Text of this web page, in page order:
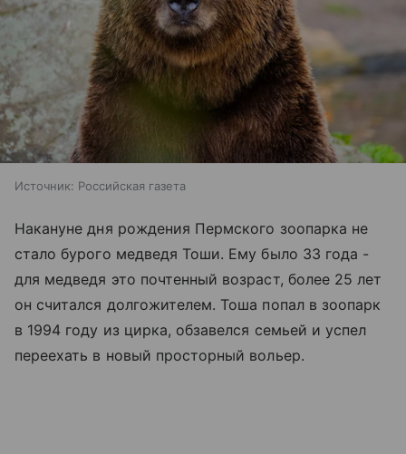
Источник: Российская газета
Накануне дня рождения Пермского зоопарка не
стало бурого медведя Тоши. Ему было 33 года -
для медведя это почтенный возраст, более 25 лет
он считался долгожителем. Тоша попал в зоопарк
в 1994 году из цирка, обзавелся семьей и успел
переехать в новый просторный вольер.